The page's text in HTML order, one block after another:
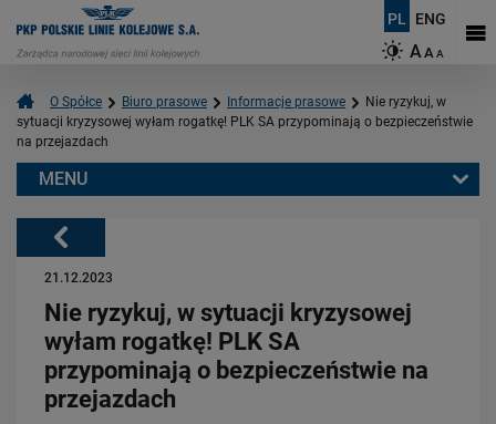
PL ENG
AAA
O Spółce Biuro prasowe Informacje prasowe
Nie ryzykuj, w
sytuacji kryzysowej wyłam rogatkę! PLK SA przypominają o bezpieczeństwie
na przejazdach
Powrót
21.12.2023
Nie ryzykuj, w sytuacji kryzysowej
wyłam rogatkę! PLK SA
przypominają o bezpieczeństwie na
przejazdach
MENU
06.08.2026